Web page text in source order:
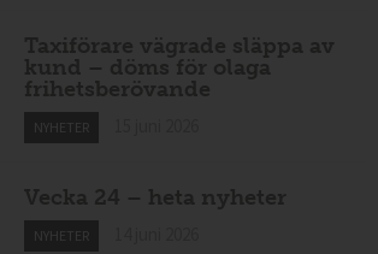
Taxiförare vägrade släppa av
kund – döms för olaga
frihetsberövande
NYHETER
Vecka 24 – heta nyheter
NYHETER